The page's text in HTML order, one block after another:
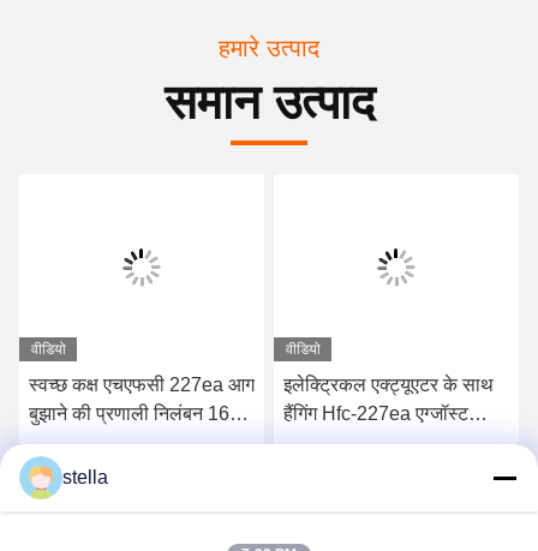
हमारे उत्पाद
समान उत्पाद
वीडियो
स्वच्छ कक्ष एचएफसी 227ea आग
बुझाने की प्रणाली निलंबन 16L
मॉडल
सबसे अच्छी कीमत पाएं
वीडियो
इलेक्ट्रिकल एक्ट्यूएटर के साथ
हैंगिंग Hfc-227ea एग्जॉस्ट
सिस्टम
stella